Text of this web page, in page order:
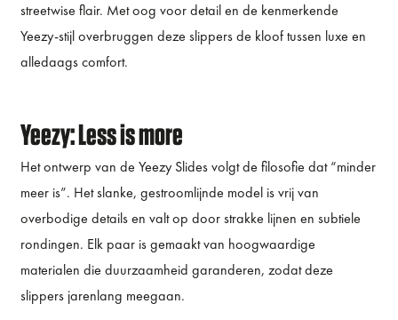
streetwise flair. Met oog voor detail en de kenmerkende
Yeezy-stijl overbruggen deze slippers de kloof tussen luxe en
alledaags comfort.
Yeezy: Less is more
Het ontwerp van de Yeezy Slides volgt de filosofie dat “minder
meer is”. Het slanke, gestroomlijnde model is vrij van
overbodige details en valt op door strakke lijnen en subtiele
rondingen. Elk paar is gemaakt van hoogwaardige
materialen die duurzaamheid garanderen, zodat deze
slippers jarenlang meegaan.